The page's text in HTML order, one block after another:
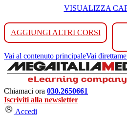
VISUALIZZA
AGGIUNGI ALTRI CORSI
Vai al contenuto principaleVai
Chiamaci ora 030.2650661
Iscriviti alla newsletter
Accedi